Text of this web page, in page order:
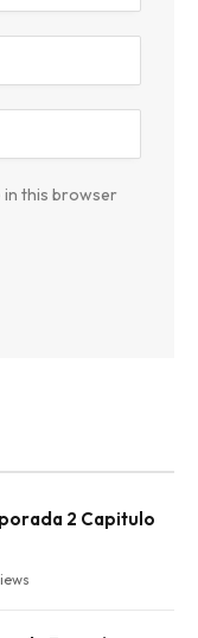
in this browser
2 Capitulo